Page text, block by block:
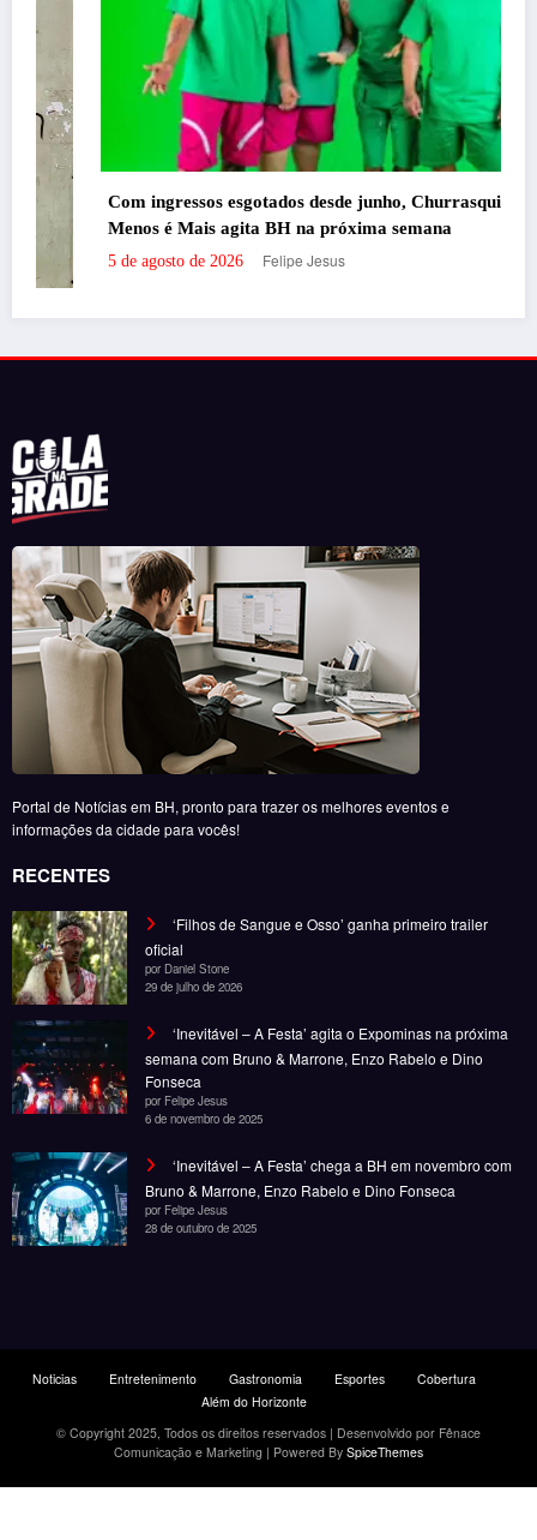
desde junho, Churrasquinho
próxima semana
Quatro eventos que
BH
5 de agosto de 2026
Portal de Notícias em BH, pronto para trazer os melhores eventos e
informações da cidade para vocês!
RECENTES
‘Inevitável – A Festa’ agita o Expominas na próxima
semana com Bruno & Marrone, Enzo Rabelo e Dino
Fonseca
por Felipe Jesus
6 de novembro de 2025